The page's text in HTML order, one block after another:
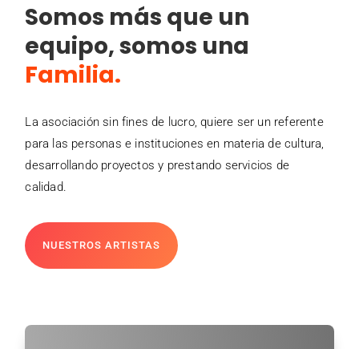
Somos más que un
equipo, somos una
Familia.
La asociación sin fines de lucro, quiere ser un referente
para las personas e instituciones en materia de cultura,
desarrollando proyectos y prestando servicios de
calidad.
NUESTROS ARTISTAS